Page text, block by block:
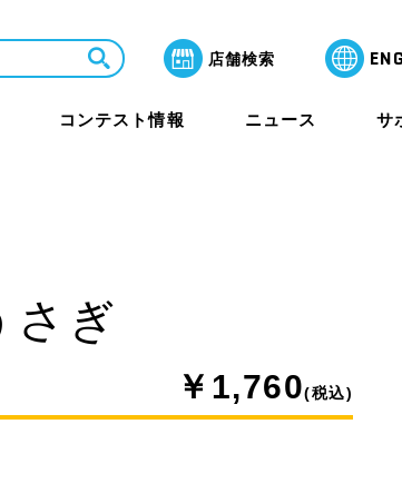
店舗検索
コンテスト情報 ニュース サ
さぎ
￥1,760(税込)